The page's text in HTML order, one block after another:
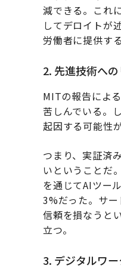
減できる。これ
してデロイトが
労働者に提供す
2. 先進技術へ
MITの報告によ
苦しんでいる。
起因する可能性
つまり、実証済
いということだ
を通じてAIツー
3%だった。サ
信頼を損なうと
立つ。
3. デジタルワ